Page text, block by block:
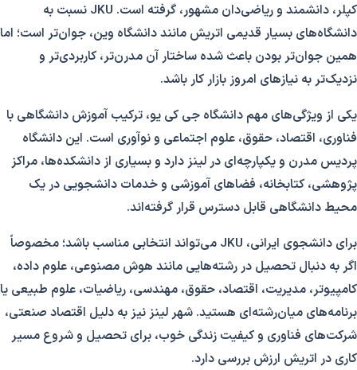
کپلر، دانشمند و ریاضی‌دان مشهور، گرفته است. JKU نسبت به
دانشگاه‌های بسیار قدیمی اتریش مانند دانشگاه وین، جوان‌تر است؛ اما
همین جوان‌تر بودن باعث شده ساختار آن مدرن‌تر، کاربردی‌تر و
نزدیک‌تر به نیازهای امروز بازار کار باشد.
یکی از ویژگی‌های مهم دانشگاه جی کی یو، ترکیب آموزش دانشگاهی با
فناوری، اقتصاد، حقوق، علوم اجتماعی و نوآوری است. این دانشگاه
پردیس مدرن و یکپارچه‌ای در لینز دارد و بسیاری از دانشکده‌ها، مراکز
پژوهشی، کتابخانه، فضاهای آموزشی و خدمات دانشجویی در یک
محیط دانشگاهی قابل دسترس قرار گرفته‌اند.
برای دانشجوی ایرانی، JKU می‌تواند انتخابی مناسب باشد؛ مخصوصاً
اگر به دنبال تحصیل در رشته‌هایی مانند هوش مصنوعی، علوم داده،
کامپیوتر، مدیریت، اقتصاد، حقوق، مهندسی، ریاضیات، علوم طبیعی یا
برنامه‌های میان‌رشته‌ای هستید. شهر لینز نیز به دلیل اقتصاد صنعتی،
شرکت‌های فناوری و کیفیت زندگی خوب، برای تحصیل و شروع مسیر
کاری در اتریش ارزش بررسی دارد.